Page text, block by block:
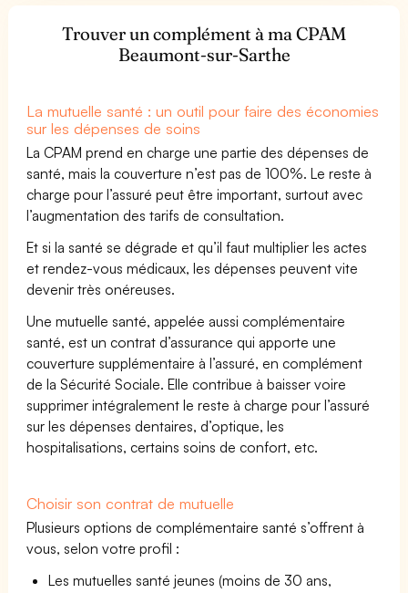
Trouver un complément à ma CPAM
Beaumont-sur-Sarthe
La mutuelle santé : un outil pour faire des économies
sur les dépenses de soins
La CPAM prend en charge une partie des dépenses de
santé, mais la couverture n’est pas de 100%. Le reste à
charge pour l’assuré peut être important, surtout avec
l’augmentation des tarifs de consultation.
Et si la santé se dégrade et qu’il faut multiplier les actes
et rendez-vous médicaux, les dépenses peuvent vite
devenir très onéreuses.
Une mutuelle santé, appelée aussi complémentaire
santé, est un contrat d’assurance qui apporte une
couverture supplémentaire à l’assuré, en complément
de la Sécurité Sociale. Elle contribue à baisser voire
supprimer intégralement le reste à charge pour l’assuré
sur les dépenses dentaires, d’optique, les
hospitalisations, certains soins de confort, etc.
Choisir son contrat de mutuelle
Plusieurs options de complémentaire santé s’offrent à
vous, selon votre profil :
Les mutuelles santé jeunes (moins de 30 ans,